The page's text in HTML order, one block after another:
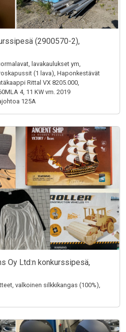
(2900570-2),
lavakaulukset ym,
(1 lava), Haponkestävät
Rittal VX 8205.000,
4, 11 KW vm. 2019
125A
Oy Ltd:n konkurssipesä,
valkoinen silkkikangas (100%),